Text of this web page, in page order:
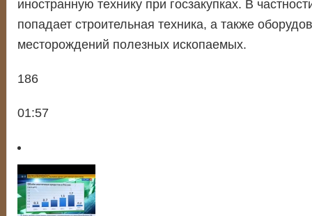
иностранную технику при госзакупках. В
попадает строительная техника, а также
месторождений полезных ископаемых.
186
01:57